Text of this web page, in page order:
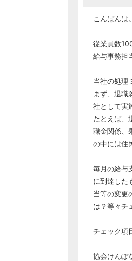
こんばんは。
従業員数
給与事務担
当社の処理
まず、退職
社として実
たとえば、
職金関係、
の中には住
毎月の給与
に到達した
当等の変更
は？等々チ
チェック項
協会けんぽ